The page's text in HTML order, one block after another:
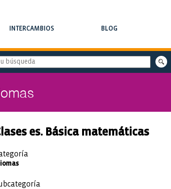
INTERCAMBIOS BLOG
es. Básica matemáticas